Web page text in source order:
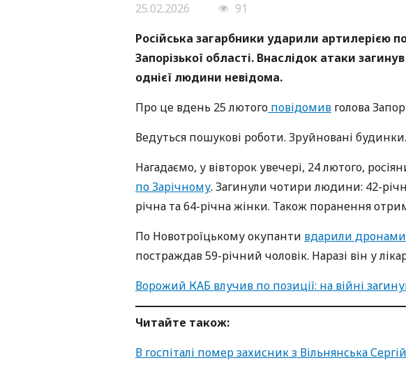
25.02.2026
91
Російська загарбники ударили артилерією
Запорізької області. Внаслідок атаки
однієї людини невідома.
Про це вдень 25 лютого повідомив голова
Ведуться пошукові роботи. Зруйновані будинки.
Нагадаємо, у вівторок увечері, 24 лютого,
по Зарічному. Загинули чотири людини: 42-
річна та 64-річна жінки. Також поранення
По Новотроїцькому окупанти вдарили дронами
постраждав 59-річний чоловік. Наразі він у
Ворожий КАБ влучив по позиції: на війні
Читайте також:
В госпіталі помер захисник з Вільнянська